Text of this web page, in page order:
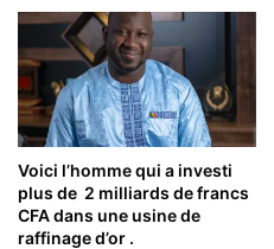
Voici l’homme qui a investi
plus de 2 milliards de francs
CFA dans une usine de
raffinage d’or .